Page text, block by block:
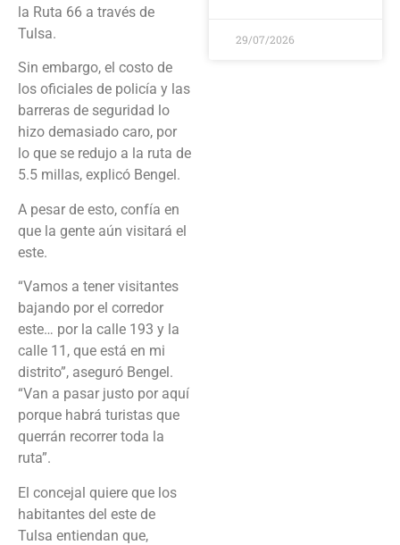
la Ruta 66 a través de
Tulsa.
Sin embargo, el costo de
los oficiales de policía y las
barreras de seguridad lo
hizo demasiado caro, por
lo que se redujo a la ruta de
5.5 millas, explicó Bengel.
A pesar de esto, confía en
que la gente aún visitará el
este.
“Vamos a tener visitantes
bajando por el corredor
este… por la calle 193 y la
calle 11, que está en mi
distrito”, aseguró Bengel.
“Van a pasar justo por aquí
porque habrá turistas que
querrán recorrer toda la
ruta”.
El concejal quiere que los
habitantes del este de
Tulsa entiendan que,
29/07/2026